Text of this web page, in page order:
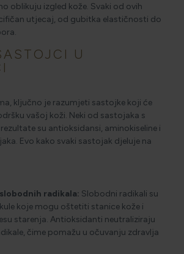
oblikuju izgled kože. Svaki od ovih
utjecaj, od gubitka elastičnosti do
ključno je razumjeti sastojke koji će
vašoj koži. Neki od sastojaka s
su antioksidansi, aminokiseline i
Evo kako svaki sastojak djeluje na
radikala: Slobodni radikali su
koje mogu oštetiti stanice kože i
starenja. Antioksidanti neutraliziraju
čime pomažu u očuvanju zdravlja